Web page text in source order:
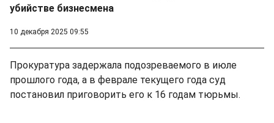
убийстве бизнесмена
10 декабря 2025 09:55
Прокуратура задержала подозреваемого в июле
прошлого года, а в феврале текущего года суд
постановил приговорить его к 16 годам тюрьмы.